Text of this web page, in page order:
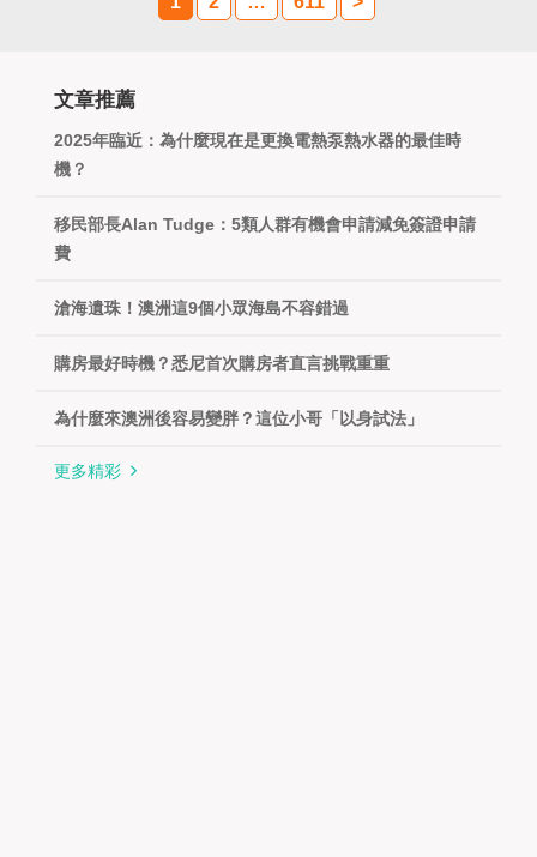
文章推薦
2025年臨近：為什麼現在是更換電熱泵熱水器的最佳時
機？
移民部長Alan Tudge：5類人群有機會申請減免簽證申請
費
滄海遺珠！澳洲這9個小眾海島不容錯過
購房最好時機？悉尼首次購房者直言挑戰重重
為什麼來澳洲後容易變胖？這位小哥「以身試法」
更多精彩